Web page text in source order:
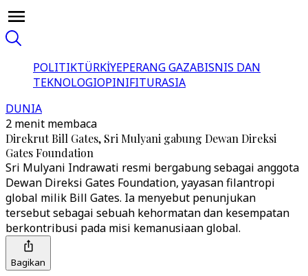
POLITIKTÜRKİYEPERANG GAZABISNIS DAN
TEKNOLOGIOPINIFITURASIA
DUNIA
2 menit membaca
Direkrut Bill Gates, Sri Mulyani gabung Dewan Direksi
Gates Foundation
Sri Mulyani Indrawati resmi bergabung sebagai anggota
Dewan Direksi Gates Foundation, yayasan filantropi
global milik Bill Gates. Ia menyebut penunjukan
tersebut sebagai sebuah kehormatan dan kesempatan
berkontribusi pada misi kemanusiaan global.
Bagikan